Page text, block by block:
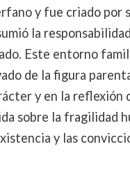
y fue criado por
la
Este entorno
de la figura
y en la reflexión
sobre la fragilidad
y las